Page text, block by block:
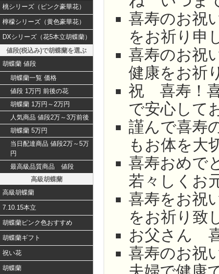
桃シリーズ（ピンク豪華花）
檸檬シリーズ（黄色豪華花）
DXシリーズ（花5本立胡蝶蘭）
値段(税込み)で胡蝶蘭を選ぶ
胡蝶蘭 値段
胡蝶蘭一覧 価格
値段 1万円 前後の花
胡蝶蘭 1万円～2万円
人気商品 値段2万～3万前後
胡蝶蘭 5万円
当日配達商品 値段2万～5万
円
最高級品質商品 値段
高級胡蝶蘭
高級胡蝶蘭
7.10.15本立
胡蝶蘭ピンク色おすすめ
胡蝶蘭ギフト
祝い花
胡蝶蘭
喜寿のお祝
をお祈り申
喜寿のお祝
健康をお祈
祝 喜寿！
で安心して
謹んで喜寿
もお体を大
喜寿おめ
若々しくお
喜寿をお祝
をお祈り致
お父さん
喜寿のお